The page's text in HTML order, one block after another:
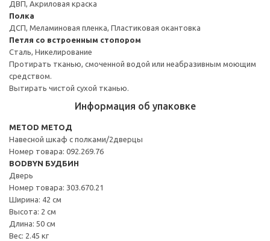
ДВП, Акриловая краска
Полка
ДСП, Меламиновая пленка, Пластиковая окантовка
Петля со встроенным стопором
Сталь, Никелирование
Протирать тканью, смоченной водой или неабразивным моющим
средством.
Вытирать чистой сухой тканью.
Информация об упаковке
METOD МЕТОД
Навесной шкаф с полками/2дверцы
Номер товара: 092.269.76
BODBYN БУДБИН
Дверь
Номер товара: 303.670.21
Ширина: 42 см
Высота: 2 см
Длина: 50 см
Вес: 2.45 кг